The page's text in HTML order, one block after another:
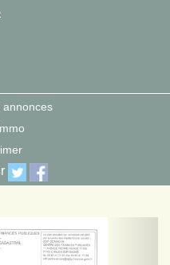
annonces